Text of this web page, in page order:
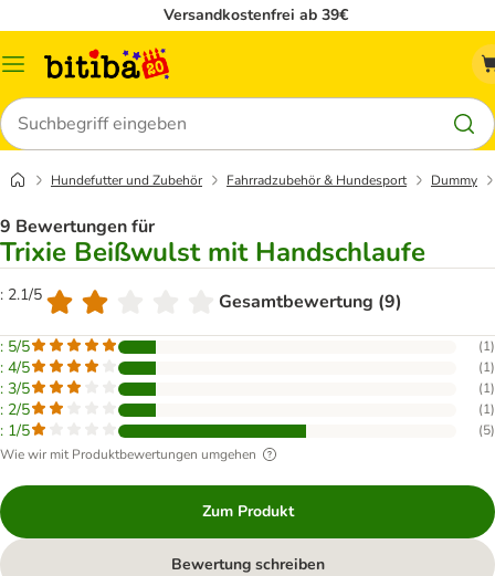
Versandkostenfrei ab 39€
Menü
Suchen
Hundefutter und Zubehör Fahrradzubehör & Hundesport Dummy
9 Bewertungen für
Trixie Beißwulst mit Handschlaufe
: 2.1/5 Gesamtbewertung (9)
: 5/5 (1)
: 4/5 (1)
: 3/5 (1)
: 2/5 (1)
: 1/5 (5)
Wie wir mit Produktbewertungen umgehen
Zum Produkt
Bewertung schreiben